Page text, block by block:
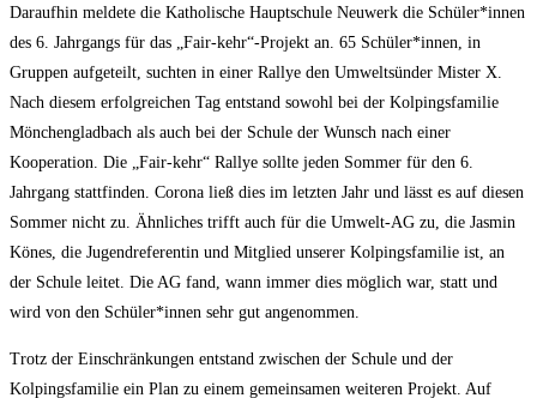
Daraufhin meldete die Katholische Hauptschule Neuwerk die Schüler*innen
des 6. Jahrgangs für das „Fair-kehr“-Projekt an. 65 Schüler*innen, in
Gruppen aufgeteilt, suchten in einer Rallye den Umweltsünder Mister X.
Nach diesem erfolgreichen Tag entstand sowohl bei der Kolpingsfamilie
Mönchengladbach als auch bei der Schule der Wunsch nach einer
Kooperation. Die „Fair-kehr“ Rallye sollte jeden Sommer für den 6.
Jahrgang stattfinden. Corona ließ dies im letzten Jahr und lässt es auf diesen
Sommer nicht zu. Ähnliches trifft auch für die Umwelt-AG zu, die Jasmin
Könes, die Jugendreferentin und Mitglied unserer Kolpingsfamilie ist, an
der Schule leitet. Die AG fand, wann immer dies möglich war, statt und
wird von den Schüler*innen sehr gut angenommen.
Trotz der Einschränkungen entstand zwischen der Schule und der
Kolpingsfamilie ein Plan zu einem gemeinsamen weiteren Projekt. Auf